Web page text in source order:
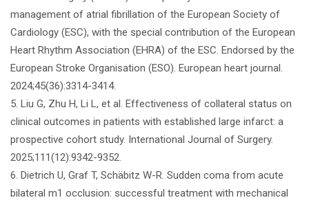
management of atrial fibrillation of the European Society of
Cardiology (ESC), with the special contribution of the European
Heart Rhythm Association (EHRA) of the ESC. Endorsed by the
European Stroke Organisation (ESO). European heart journal.
2024;45(36):3314-3414.
5. Liu G, Zhu H, Li L, et al. Effectiveness of collateral status on
clinical outcomes in patients with established large infarct: a
prospective cohort study. International Journal of Surgery.
2025;111(12):9342-9352.
6. Dietrich U, Graf T, Schäbitz W-R. Sudden coma from acute
bilateral m1 occlusion: successful treatment with mechanical